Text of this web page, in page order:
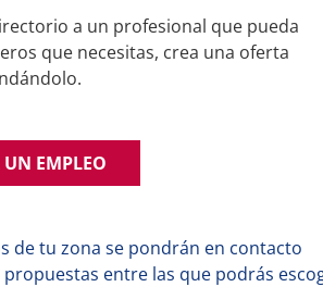
a un profesional que pueda
que necesitas, crea una oferta
EMPLEO
de tu zona se pondrán en contacto
entre las que podrás